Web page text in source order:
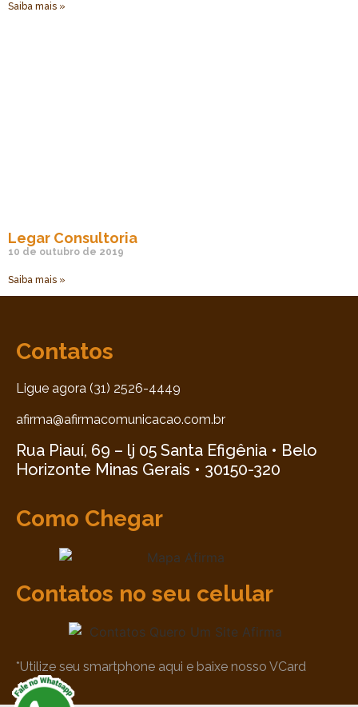
Saiba mais »
Legar Consultoria
10 de outubro de 2019
Saiba mais »
Contatos
Ligue agora (31) 2526-4449
afirma@afirmacomunicacao.com.br
Rua Piauí, 69 – lj 05 Santa Efigênia • Belo
Horizonte Minas Gerais • 30150-320
Como Chegar
Contatos no seu celular
*Utilize seu smartphone aqui e baixe nosso VCard